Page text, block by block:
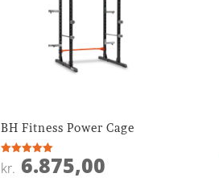
BH Fitness Power Cage
Vurderet
5
kr. 6.875,00